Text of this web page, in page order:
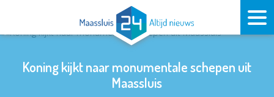
Koning kijkt naar monumentale schepen uit
Maassluis